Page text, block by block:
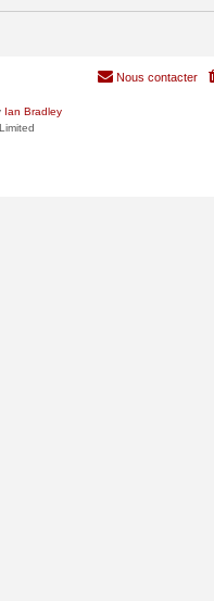
Nous contacter
Ian Bradley